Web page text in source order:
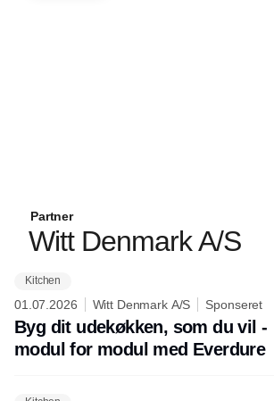
Partner
Witt Denmark A/S
Kitchen
01.07.2026 Witt Denmark A/S Sponseret
Byg dit udekøkken, som du vil -
modul for modul med Everdure